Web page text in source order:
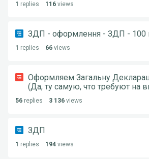
1 replies 116 views
ЗДП - оформлення - ЗДП - 100
1 replies 66 views
Оформляем Загальну
(Да, ту самую, что требуют на
56 replies 3 136 views
ЗДП
1 replies 194 views